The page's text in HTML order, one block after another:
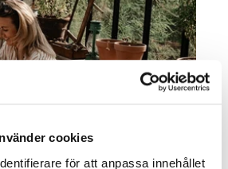
cookies
för att anpassa innehållet